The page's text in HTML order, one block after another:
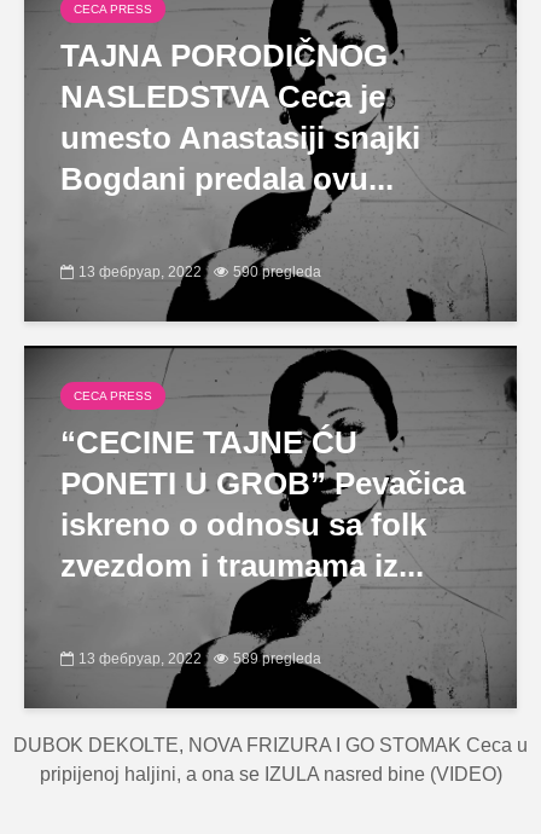
CECA PRESS
TAJNA PORODIČNOG
NASLEDSTVA Ceca je
umesto Anastasiji snajki
Bogdani predala ovu...
13 фебруар, 2022 590 pregleda
CECA PRESS
“CECINE TAJNE ĆU
PONETI U GROB” Pevačica
iskreno o odnosu sa folk
zvezdom i traumama iz...
13 фебруар, 2022 589 pregleda
DUBOK DEKOLTE, NOVA FRIZURA I GO STOMAK Ceca u
pripijenoj haljini, a ona se IZULA nasred bine (VIDEO)